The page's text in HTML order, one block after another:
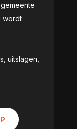
wordt
uitslagen,